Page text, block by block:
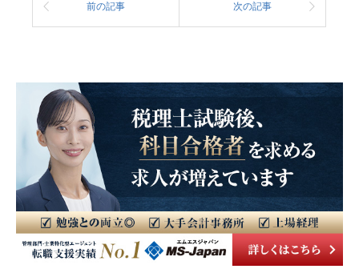
前の記事 次の記事